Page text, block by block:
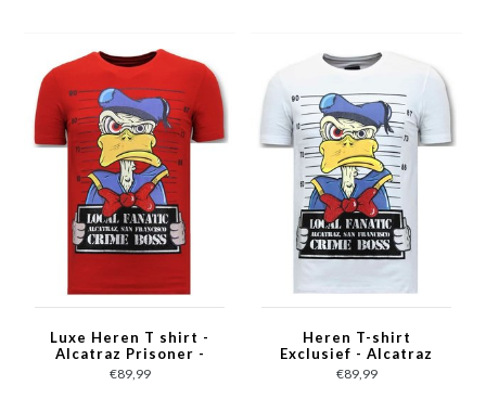
Luxe Heren T shirt -
Alcatraz Prisoner -
Rood
€89,99
Heren T-shirt
Exclusief - Alcatraz
Prisoner - Wit
€89,99